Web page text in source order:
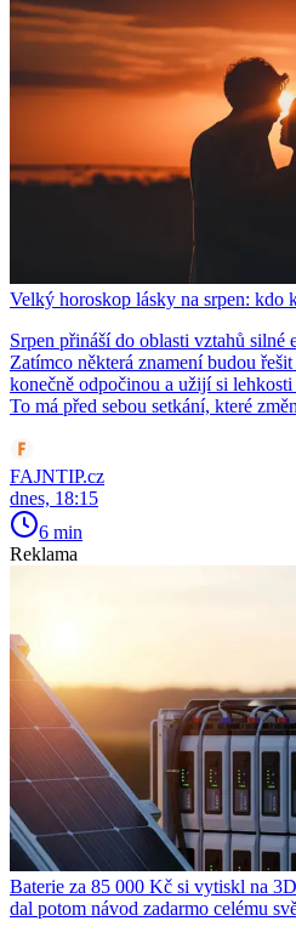
Velký horoskop lásky na srpen: kdo
Srpen přináší do oblasti vztahů silné
Zatímco některá znamení budou
konečně odpočinou a užijí si
To má před sebou setkání, které
FAJNTIP.cz
dnes, 18:15
6 min
Reklama
Baterie za 85 000 Kč si vytiskl na
dal potom návod zadarmo celému